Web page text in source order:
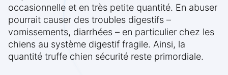
occasionnelle et en très petite quantité. En abuser
pourrait causer des troubles digestifs –
vomissements, diarrhées – en particulier chez les
chiens au système digestif fragile. Ainsi, la
quantité truffe chien sécurité reste primordiale.